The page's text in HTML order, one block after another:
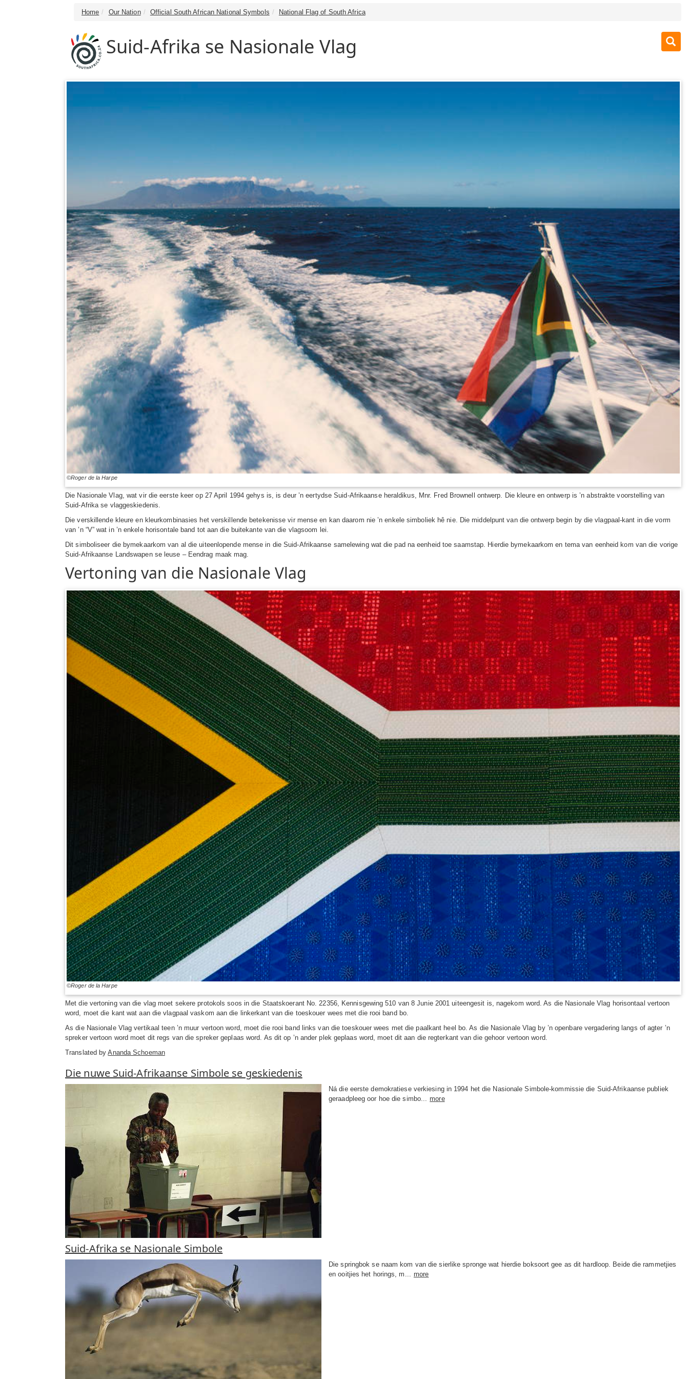
Home Our Nation Official South African National Symbols National Flag of South Africa
Suid-Afrika se Nasionale Vlag
©Roger de la Harpe
Die Nasionale Vlag, wat vir die eerste keer op 27 April 1994 gehys is, is deur ’n eertydse Suid-Afrikaanse heraldikus, Mnr. Fred Brownell ontwerp. Die kleure en ontwerp is ’n abstrakte voorstelling van
Suid-Afrika se vlaggeskiedenis.
Die verskillende kleure en kleurkombinasies het verskillende betekenisse vir mense en kan daarom nie ’n enkele simboliek hê nie. Die middelpunt van die ontwerp begin by die vlagpaal-kant in die vorm
van ’n “V” wat in ’n enkele horisontale band tot aan die buitekante van die vlagsoom lei.
Dit simboliseer die bymekaarkom van al die uiteenlopende mense in die Suid-Afrikaanse samelewing wat die pad na eenheid toe saamstap. Hierdie bymekaarkom en tema van eenheid kom van die vorige
Suid-Afrikaanse Landswapen se leuse – Eendrag maak mag.
Vertoning van die Nasionale Vlag
©Roger de la Harpe
Met die vertoning van die vlag moet sekere protokols soos in die Staatskoerant No. 22356, Kennisgewing 510 van 8 Junie 2001 uiteengesit is, nagekom word. As die Nasionale Vlag horisontaal vertoon
word, moet die kant wat aan die vlagpaal vaskom aan die linkerkant van die toeskouer wees met die rooi band bo.
As die Nasionale Vlag vertikaal teen ’n muur vertoon word, moet die rooi band links van die toeskouer wees met die paalkant heel bo. As die Nasionale Vlag by ’n openbare vergadering langs of agter ’n
spreker vertoon word moet dit regs van die spreker geplaas word. As dit op ’n ander plek geplaas word, moet dit aan die regterkant van die gehoor vertoon word.
Translated byAnanda Schoeman
Die nuwe Suid-Afrikaanse Simbole se geskiedenis
Ná die eerste demokratiese verkiesing in 1994 het die Nasionale Simbole-kommissie die Suid-Afrikaanse publiek
geraadpleeg oor hoe die simbo... more
Suid-Afrika se Nasionale Simbole
Die springbok se naam kom van die sierlike spronge wat hierdie boksoort gee as dit hardloop. Beide die rammetjies
en ooitjies het horings, m... more